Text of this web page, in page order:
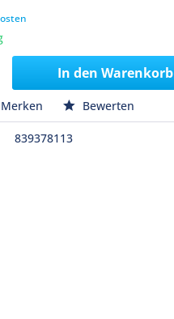
In den Warenkorb
Merken Bewerten
839378113